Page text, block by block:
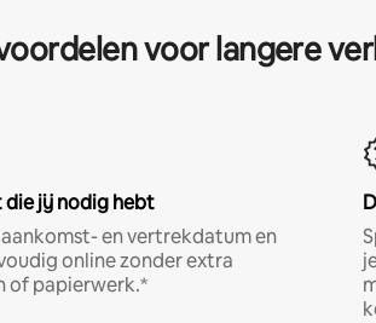
voor langere
jij nodig hebt
en vertrekdatum en
online zonder extra
of papierwerk.*